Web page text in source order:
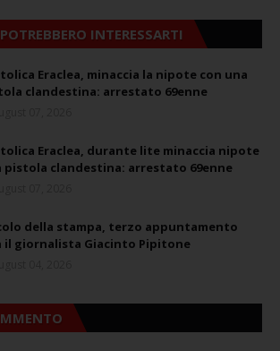
INTERESSARTI
Eraclea, minaccia la nipote con una
clandestina: arrestato 69enne
Eraclea, durante lite minaccia nipote
pistola clandestina: arrestato 69enne
della stampa, terzo appuntamento
il giornalista Giacinto Pipitone